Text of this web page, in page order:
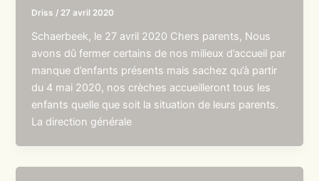
Driss / 27 avril 2020
Schaerbeek, le 27 avril 2020 Chers parents, Nous
avons dû fermer certains de nos milieux d’accueil par
manque d’enfants présents mais sachez qu’à partir
du 4 mai 2020, nos crèches accueilleront tous les
enfants quelle que soit la situation de leurs parents.
La direction générale